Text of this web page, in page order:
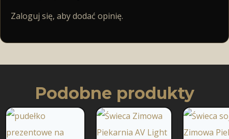
Zaloguj się, aby dodać opinię.
Podobne produkty